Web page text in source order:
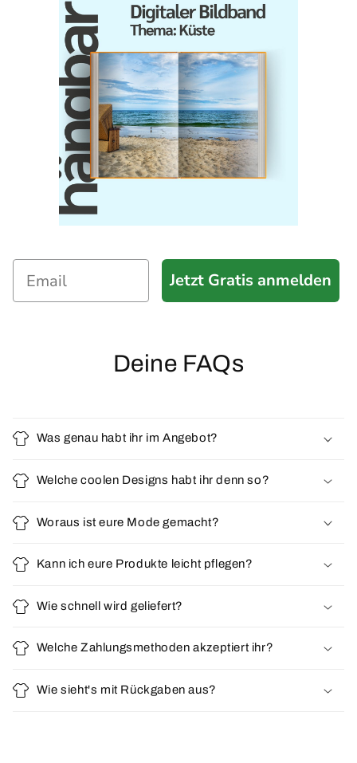
Jetzt Gratis anmelden
Deine FAQs
Was genau habt ihr im Angebot?
Welche coolen Designs habt ihr denn so?
Woraus ist eure Mode gemacht?
Kann ich eure Produkte leicht pflegen?
Wie schnell wird geliefert?
Welche Zahlungsmethoden akzeptiert ihr?
Wie sieht's mit Rückgaben aus?